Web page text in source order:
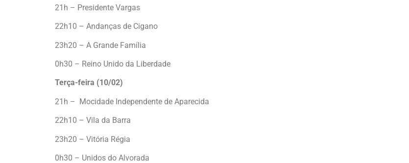
21h – Presidente Vargas
22h10 – Andanças de Cigano
23h20 – A Grande Família
0h30 – Reino Unido da Liberdade
Terça-feira (10/02)
21h – Mocidade Independente de Aparecida
22h10 – Vila da Barra
23h20 – Vitória Régia
0h30 – Unidos do Alvorada